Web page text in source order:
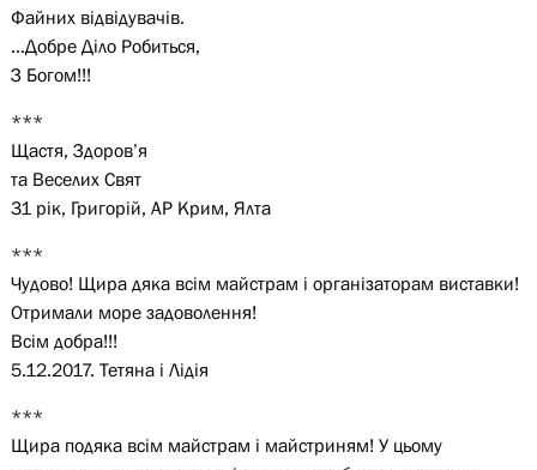
Файних відвідувачів.
…Добре Діло Робиться,
З Богом!!!
***
Щастя, Здоров’я
та Веселих Свят
31 рік, Григорій, АР Крим, Ялта
***
Чудово! Щира дяка всім майстрам і організаторам виставки!
Отримали море задоволення!
Всім добра!!!
5.12.2017. Тетяна і Лідія
***
Щира подяка всім майстрам і майстриням! У цьому